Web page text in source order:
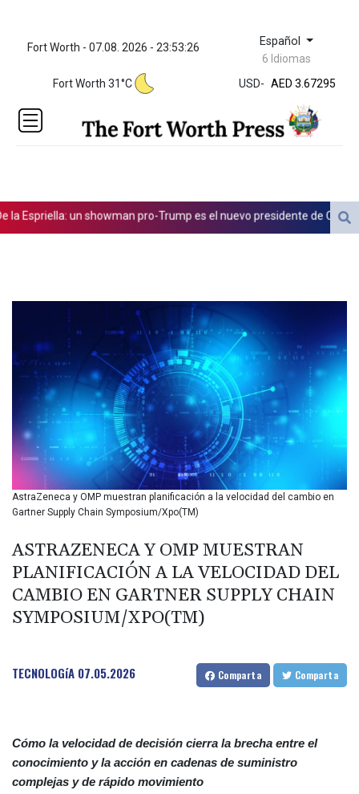
Fort Worth - 07.08. 2026 - 23:53:27 Español
6 Idiomas
Fort Worth 31°C
USD-
ZWL 321.999592
AED 3.67295
AED 3.67295
AFN
ALL 80.603989
AMD
BDT 123.776354
BHD 0.377104
BIF 2987.5
BMD 1
BND 1.281271
BOB 11.884005
BRL 5.083304
BSD 0.999879
BTN 95.145572
BWP 13.496235
BZD 2.010921
CDF 2262.50392
CHF 0.80802
CNH 6.743285
COP 3157.16
CUP 26.5
un showman pro-Trump es el nuevo presidente de Colombia
AstraZeneca y OMP muestran planificación a la velocidad del cambio en
Gartner Supply Chain Symposium/Xpo(TM)
ASTRAZENECA Y OMP MUESTRAN
PLANIFICACIÓN A LA VELOCIDAD DEL
CAMBIO EN GARTNER SUPPLY CHAIN
SYMPOSIUM/XPO(TM)
TECNOLOGíA 07.05.2026 Comparta Comparta
Cómo la velocidad de decisión cierra la brecha entre el
conocimiento y la acción en cadenas de suministro
complejas y de rápido movimiento